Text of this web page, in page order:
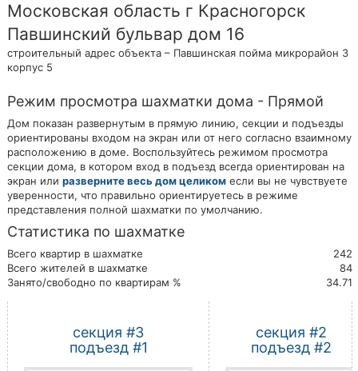
Московская область г Красногорск
Павшинский бульвар дом 16
строительный адрес объекта – Павшинская пойма микрорайон 3
корпус 5
Режим просмотра шахматки дома - Прямой
Дом показан развернутым в прямую линию, секции и подъезды
ориентированы входом на экран или от него согласно взаимному
расположению в доме. Воспользуйтесь режимом просмотра
секции дома, в котором вход в подъезд всегда ориентирован на
экран или разверните весь дом целиком если вы не чувствуете
уверенности, что правильно ориентируетесь в режиме
представления полной шахматки по умолчанию.
Статистика по шахматке
242
Всего квартир в шахматке
84
Всего жителей в шахматке
34.71
Занято/свободно по квартирам %
секция #3
подъезд #1
секция #2
подъезд #2